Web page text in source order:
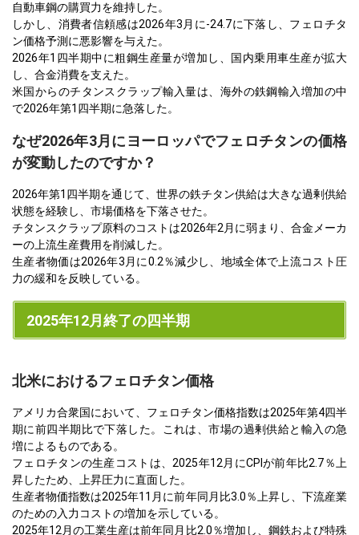
自動車鋼の購買力を維持した。
しかし、消費者信頼感は2026年3月に-24.7に下落し、フェロチタ
ン価格予測に悪影響を与えた。
2026年1四半期中に粗鋼生産量が増加し、国内乗用車生産が拡大
し、合金消費を支えた。
米国からのチタンスクラップ輸入量は、海外の鉄鋼輸入増加の中
で2026年第1四半期に急落した。
なぜ2026年3月にヨーロッパでフェロチタンの価格
が変動したのですか？
2026年第1四半期を通じて、世界の鉄チタン供給は大きな過剰供給
状態を経験し、市場価格を下落させた。
チタンスクラップ原料のコストは2026年2月に弱まり、合金メーカ
ーの上流生産費用を削減した。
生産者物価は2026年3月に0.2％減少し、地域全体で上流コスト圧
力の緩和を反映している。
2025年12月終了の四半期
北米におけるフェロチタン価格
アメリカ合衆国において、フェロチタン価格指数は2025年第4四半
期に前四半期比で下落した。これは、市場の過剰供給と輸入の急
増によるものである。
フェロチタンの生産コストは、2025年12月にCPIが前年比2.7％上
昇したため、上昇圧力に直面した。
生産者物価指数は2025年11月に前年同月比3.0％上昇し、下流産業
のための入力コストの増加を示している。
2025年12月の工業生産は前年同月比2.0％増加し、鋼鉄および特殊